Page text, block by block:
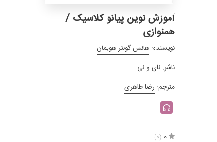
آموزش نوین پیانو کلاسیک /
همنوازی
نویسنده: هانس گونتر هویمان
ناشر: نای و نی
مترجم: رضا طاهری
0
(0)